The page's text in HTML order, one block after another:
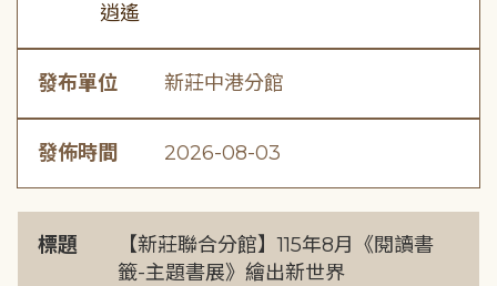
逍遙
發布單位 新莊中港分館
發佈時間 2026-08-03
標題
【新莊聯合分館】115年8月《閱讀書
籤-主題書展》繪出新世界